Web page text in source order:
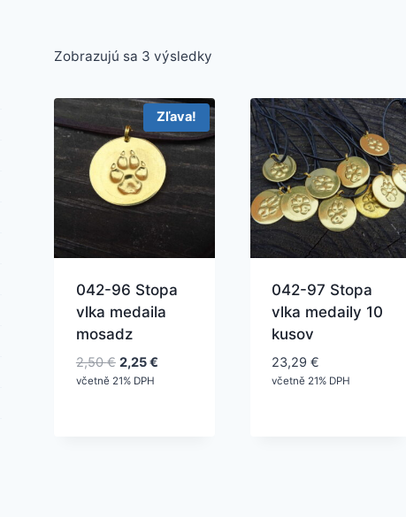
Zobrazujú sa 3 výsledky
Zľava!
042-96 Stopa
vlka medaila
mosadz
2,50€ Pôvodná
cena
2,25€Aktuálna
včetně 21% DPH
042-97 Stopa
vlka medaily 10
kusov
23,29 €
včetně 21% DPH